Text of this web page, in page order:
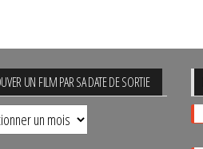
UN FILM PAR SA DATE DE SORTIE